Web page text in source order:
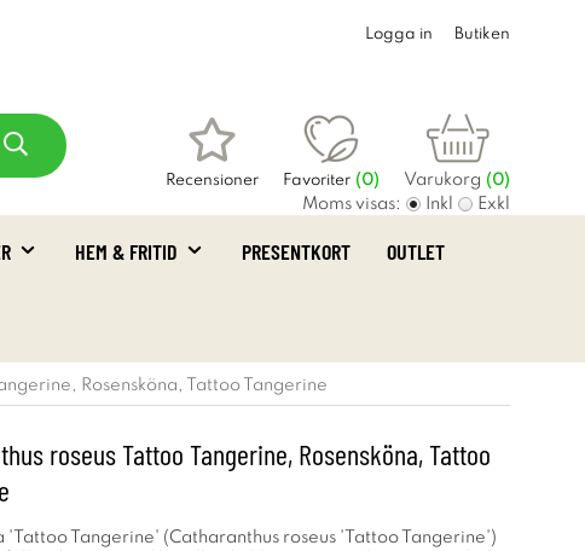
Logga in Butiken
Recensioner Favoriter (0) Varukorg (0)
Moms visas: Inkl Exkl
HEM & FRITID PRESENTKORT OUTLET
Rosensköna, Tattoo Tangerine
roseus Tattoo Tangerine, Rosensköna, Tattoo
'Tattoo Tangerine' (Catharanthus roseus 'Tattoo Tangerine')